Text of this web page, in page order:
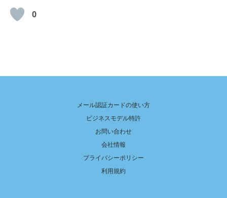
0
メール認証カードの使い方
ビジネスモデル特許
お問い合わせ
会社情報
プライバシーポリシー
利用規約